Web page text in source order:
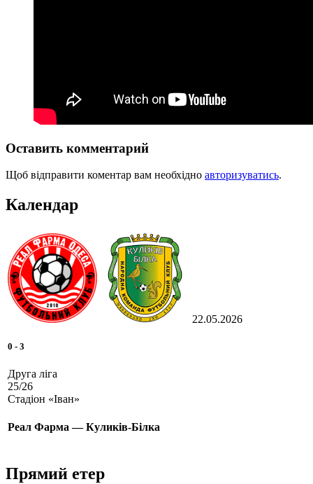
Оставить комментарий
Щоб відправити коментар вам необхідно авторизуватись.
Календар
22.05.2026
0 - 3
Друга ліга
25/26
Стадіон «Іван»
Реал Фарма — Куликів-Білка
Прямий етер